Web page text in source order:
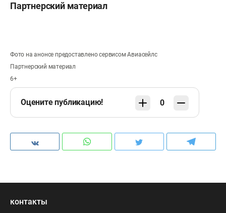
Партнерский материал
Фото на анонсе предоставлено сервисом Авиасейлс
Партнерский материал
6+
Оцените публикацию! 0
контакты